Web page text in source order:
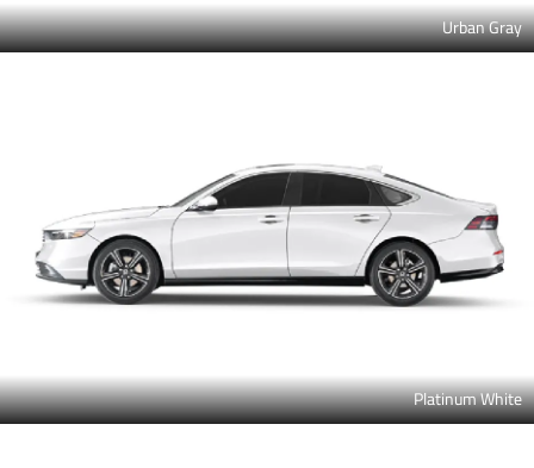
Urban Gray
Platinum White